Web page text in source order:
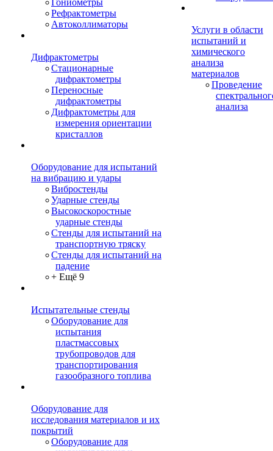
Гониометры
Рефрактометры
Автоколлиматоры
Дифрактометры
Стационарные
дифрактометры
Переносные
дифрактометры
Дифрактометры для
измерения ориентации
кристаллов
Оборудование для испытаний
на вибрацию и удары
Вибростенды
Ударные стенды
Высокоскоростные
ударные стенды
Стенды для испытаний на
транспортную тряску
Стенды для испытаний на
падение
+ Ещё 9
Испытательные стенды
Оборудование для
испытания
пластмассовых
трубопроводов для
транспортирования
газообразного топлива
Оборудование для
исследования материалов и их
покрытий
Оборудование для
Услуги в области
испытаний и
химического
анализа
материалов
Проведение
анализа